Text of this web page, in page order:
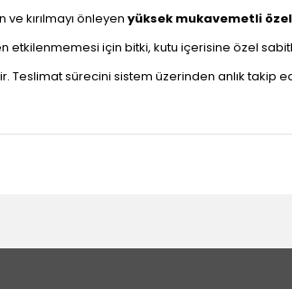
kırılmayı önleyen yüksek mukavemetli
etkilenmemesi için bitki, kutu içerisine özel
Teslimat sürecini sistem üzerinden anlık takip